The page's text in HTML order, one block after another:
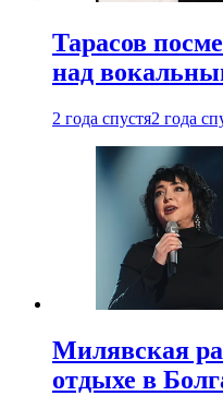
Тарасов
над
2 года спустя2 года
Милявская
отдыхе в